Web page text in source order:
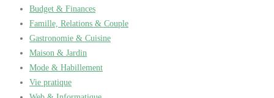
Budget & Finances
Famille, Relations & Couple
Gastronomie & Cuisine
Maison & Jardin
Mode & Habillement
Vie pratique